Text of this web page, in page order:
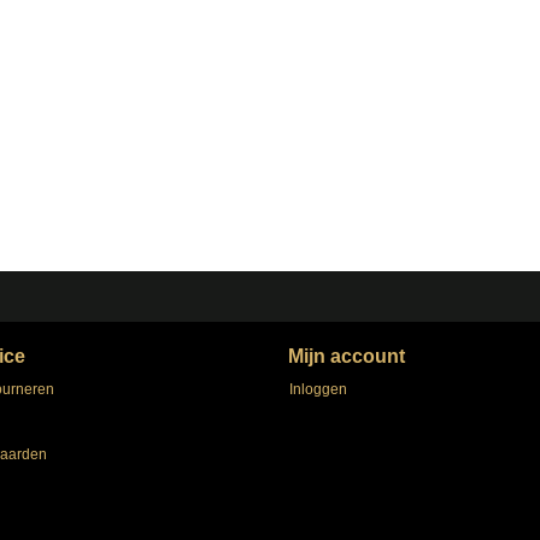
Mijn account
Inloggen